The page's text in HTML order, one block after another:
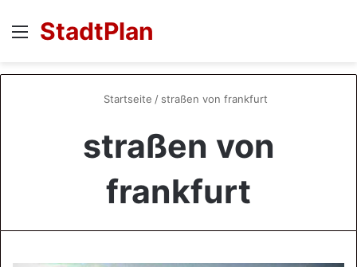
Menü
StadtPlan
Startseite / straßen von frankfurt
straßen von
frankfurt